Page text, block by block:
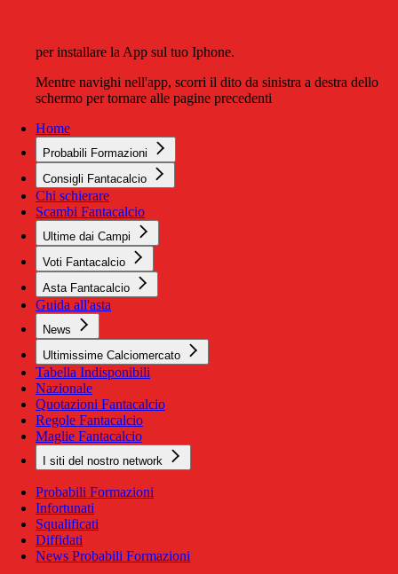
per installare la App sul tuo Iphone.
Mentre navighi nell'app, scorri il dito da sinistra a destra dello
schermo per tornare alle pagine precedenti
Home
Probabili Formazioni
Consigli Fantacalcio
Chi schierare
Scambi Fantacalcio
Ultime dai Campi
Voti Fantacalcio
Asta Fantacalcio
Guida all'asta
News
Ultimissime Calciomercato
Tabella Indisponibili
Nazionale
Quotazioni Fantacalcio
Regole Fantacalcio
Maglie Fantacalcio
I siti del nostro network
Probabili Formazioni
Infortunati
Squalificati
Diffidati
News Probabili Formazioni